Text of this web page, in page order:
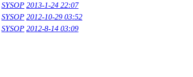
SYSOP 2013-1-24 22:07
SYSOP 2012-10-29 03:52
SYSOP 2012-8-14 03:09